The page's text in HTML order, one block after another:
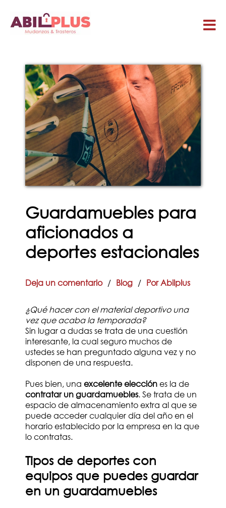
Guardamuebles para
aficionados a
deportes estacionales
Deja un comentario / Blog / Por Abilplus
¿Qué hacer con el material deportivo una
vez que acaba la temporada?
Sin lugar a dudas se trata de una cuestión
interesante, la cual seguro muchos de
ustedes se han preguntado alguna vez y no
disponen de una respuesta.
Pues bien, una excelente elecciónes la de
contratar un guardamuebles. Se trata de un
espacio de almacenamiento extra al que se
puede acceder cualquier día del año en el
horario establecido por la empresa en la que
lo contratas.
Tipos de deportes con
equipos que puedes guardar
en un guardamuebles